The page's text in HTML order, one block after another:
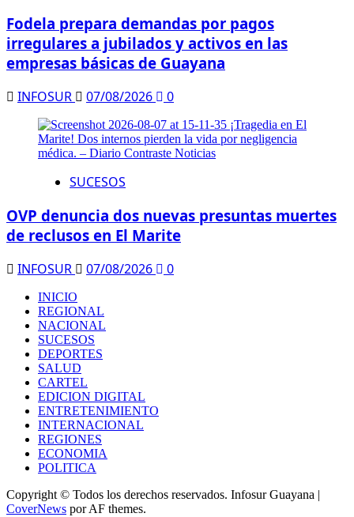
Fodela prepara demandas por pagos
irregulares a jubilados y activos en las
empresas básicas de Guayana
INFOSUR 07/08/2026 0
SUCESOS
OVP denuncia dos nuevas presuntas muertes
de reclusos en El Marite
INFOSUR 07/08/2026 0
INICIO
REGIONAL
NACIONAL
SUCESOS
DEPORTES
SALUD
CARTEL
EDICION DIGITAL
ENTRETENIMIENTO
INTERNACIONAL
REGIONES
ECONOMIA
POLITICA
Copyright © Todos los derechos reservados. Infosur Guayana |
CoverNews por AF themes.